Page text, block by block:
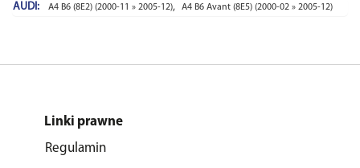
AUDI: A4 B6 (8E2) (2000-11 » 2005-12), A4 B6 Avant (8E5) (2000-02 » 2005-12)
Linki prawne
Regulamin